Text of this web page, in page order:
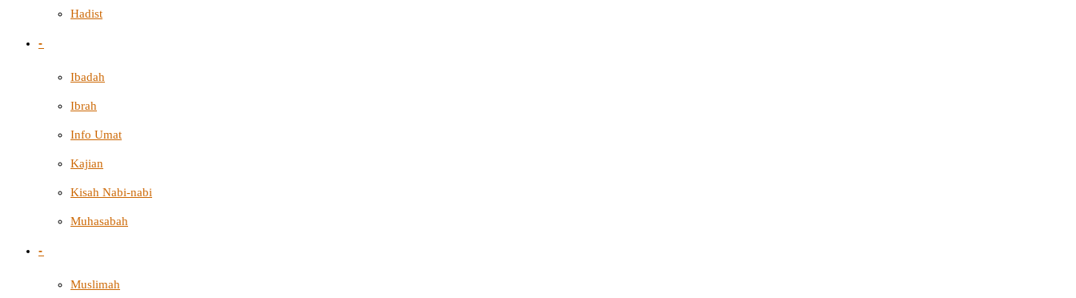
Hadist
-
Ibadah
Ibrah
Info Umat
Kajian
Kisah Nabi-nabi
Muhasabah
-
Muslimah